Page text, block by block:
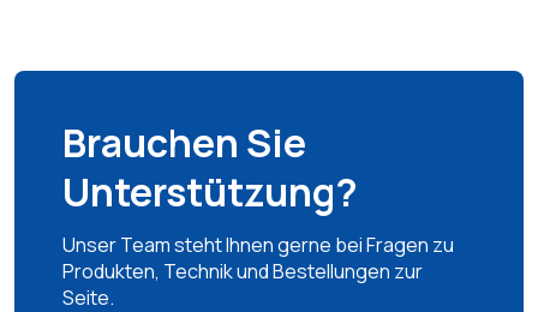
Brauchen Sie
Unterstützung?
Unser Team steht Ihnen gerne bei Fragen zu
Produkten, Technik und Bestellungen zur
Seite.